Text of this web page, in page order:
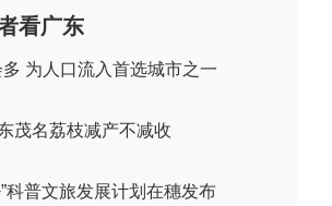
看广东
为人口流入首选城市之一
茂名荔枝减产不减收
科普文旅发展计划在穗发布